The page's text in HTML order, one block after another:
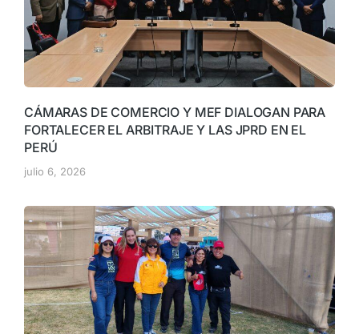
CÁMARAS DE COMERCIO Y MEF DIALOGAN PARA
FORTALECER EL ARBITRAJE Y LAS JPRD EN EL
PERÚ
julio 6, 2026